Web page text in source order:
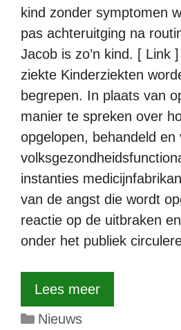
kind zonder symptomen
pas achteruitging na
Jacob is zo’n kind. [
ziekte Kinderziekten
begrepen. In plaats van
manier te spreken over
opgelopen, behandeld
instanties
van de angst die wordt
reactie op de uitbraken
onder het publiek
Lees meer
Categorieën
Nieuws